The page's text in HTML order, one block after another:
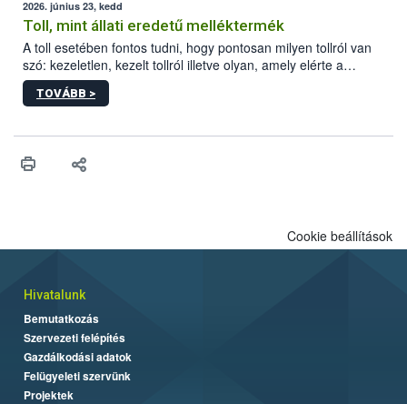
vonni az ebek viselkedésének megítélésében jártas szakértőt.
2026. június 23, kedd
Toll, mint állati eredetű melléktermék
A toll esetében fontos tudni, hogy pontosan milyen tollról van
szó: kezeletlen, kezelt tollról illetve olyan, amely elérte a
„végpontját”.
TOVÁBB >
Cookie beállítások
Hivatalunk
Bemutatkozás
Szervezeti felépítés
Gazdálkodási adatok
Felügyeleti szervünk
Projektek